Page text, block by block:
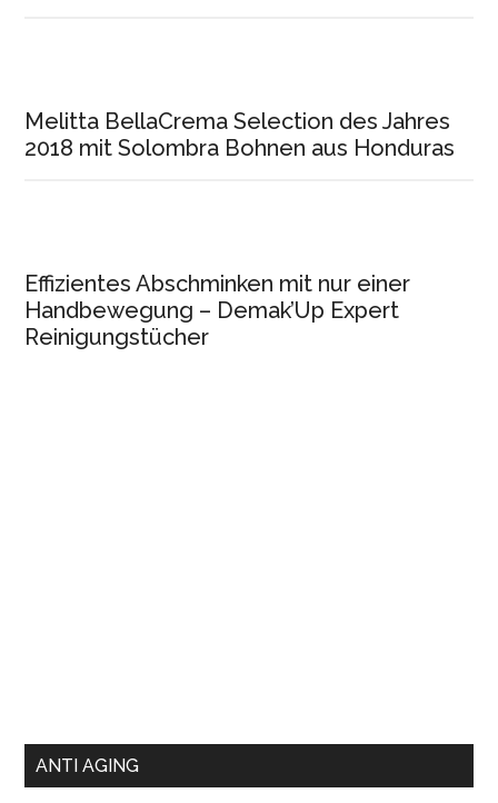
Melitta BellaCrema Selection des Jahres
2018 mit Solombra Bohnen aus Honduras
Effizientes Abschminken mit nur einer
Handbewegung – Demak’Up Expert
Reinigungstücher
ANTI AGING